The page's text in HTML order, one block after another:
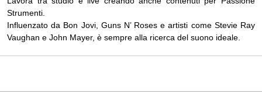
Strumenti.
Influenzato da Bon Jovi, Guns N’ Roses e artisti come Stevie Ray
Vaughan e John Mayer, è sempre alla ricerca del suono ideale.